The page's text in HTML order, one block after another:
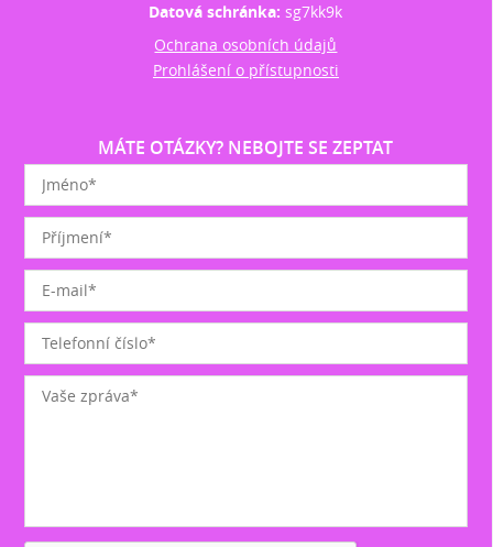
Datová schránka:sg7kk9k
Ochrana osobních údajů
Prohlášení o přístupnosti
MÁTE OTÁZKY? NEBOJTE SE ZEPTAT